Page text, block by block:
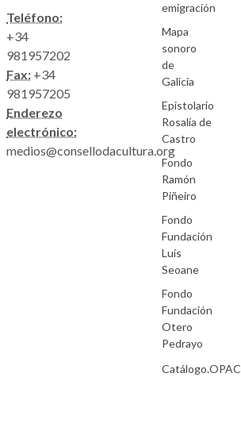
Teléfono:
+34
981957202
Fax: +34
981957205
Enderezo
electrónico:
medios@consellodacultura.org
emigración
Mapa
sonoro
de
Galicia
Epistolario
Rosalía de
Castro
Fondo
Ramón
Piñeiro
Fondo
Fundación
Luís
Seoane
Fondo
Fundación
Otero
Pedrayo
Catálogo.OPAC